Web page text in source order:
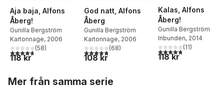
Aja baja, Alfons
Åberg!
Gunilla Bergström
Kartonnage, 2006
4,7utav 5 stjärnor. Totalt antal röster:
(58)
118 kr
God natt, Alfons
Åberg
Gunilla Bergström
Kartonnage, 2006
4,8utav 5 stjärnor. Totalt antal röster:
(68)
108 kr
Kalas, Alfons
Åberg!
Gunilla Bergström
Inbunden, 2014
4,8utav 5 stjärnor.
(11)
118 kr
Mer från samma serie